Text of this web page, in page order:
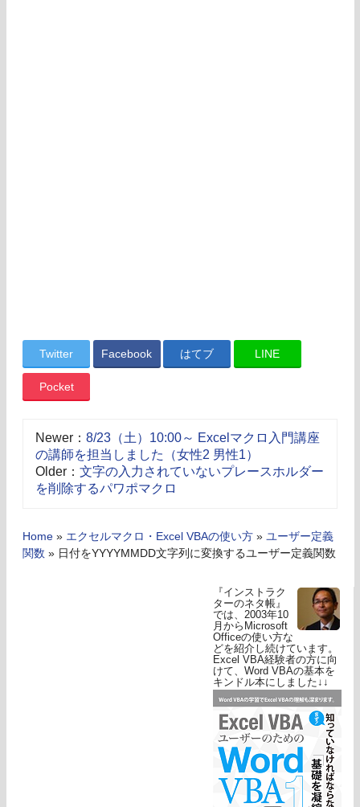
Twitter Facebook はてブ LINE
Pocket
Newer： 8/23（土）10:00～ Excelマクロ入門講座
の講師を担当しました（女性2 男性1）
Older： 文字の入力されていないプレースホルダー
を削除するパワポマクロ
Home » エクセルマクロ・Excel VBAの使い方 » ユーザー定義
関数 » 日付をYYYYMMDD文字列に変換するユーザー定義関数
『インストラク
ターのネタ帳』
では、2003年10
月からMicrosoft
Officeの使い方な
どを紹介し続けています。
Excel VBA経験者の方に向
けて、Word VBAの基本を
キンドル本にしました↓↓